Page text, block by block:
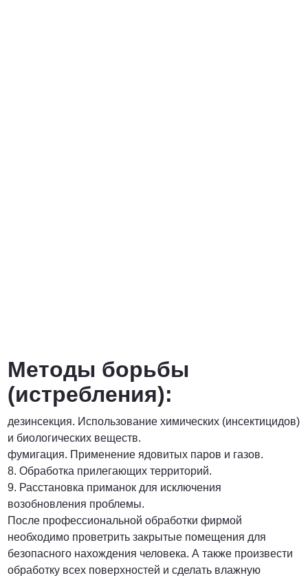
Методы борьбы
(истребления):
дезинсекция. Использование химических (инсектицидов)
и биологических веществ.
фумигация. Применение ядовитых паров и газов.
8. Обработка прилегающих территорий.
9. Расстановка приманок для исключения
возобновления проблемы.
После профессиональной обработки фирмой
необходимо проветрить закрытые помещения для
безопасного нахождения человека. А также произвести
обработку всех поверхностей и сделать влажную